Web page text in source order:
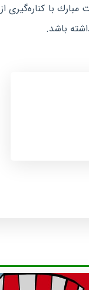
با كناره‌گیری از
باشد.